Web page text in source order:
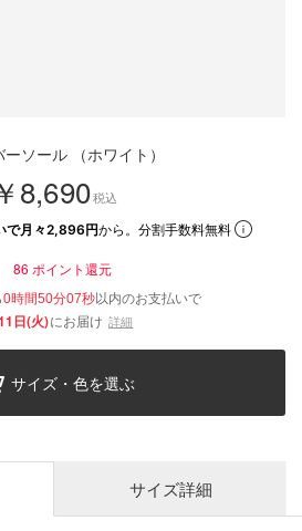
ソール （ホワイト）
8,690税込
で月々2,896円から。分割手数料無料
86 ポイント還元
0時間50分07秒以内のお支払いで
日(火)にお届け 詳細
サイズ・色を選ぶ
サイズ詳細